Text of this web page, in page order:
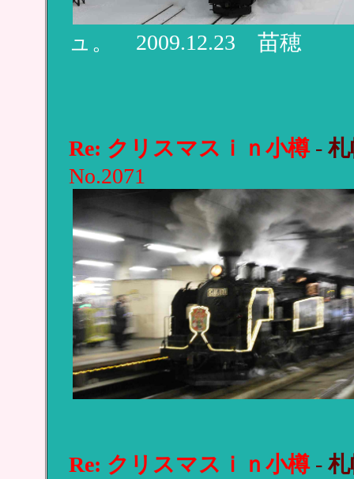
ュ。 2009.12.23 苗穂
Re: クリスマスｉｎ小樽-
No.2071
Re: クリスマスｉｎ小樽-